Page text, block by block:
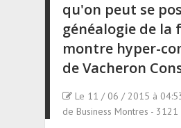
qu'on peut se
généalogie de la
montre hyper-
de Vacheron
Le 11 / 06 / 2015 à
de Business Montres - 3121